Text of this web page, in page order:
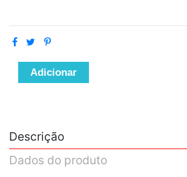
Adicionar
Descrição
Dados do produto